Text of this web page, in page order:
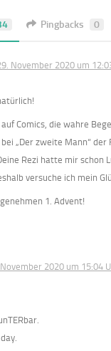
Pingbacks 0
November 2020 um
Comics, die wahre
„Der zweite Mann“ der
Rezi hatte mir schon
versuche ich mein
1. Advent!
2020 um 15:04